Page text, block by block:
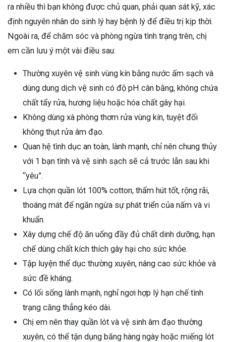
ra nhiều thì bạn không được chủ quan, phải quan sát kỹ, xác
định nguyên nhân do sinh lý hay bệnh lý để điều trị kịp thời.
Ngoài ra, để chăm sóc và phòng ngừa tình trạng trên, chị
em cần lưu ý một vài điều sau:
Thường xuyên vệ sinh vùng kín bằng nước ấm sạch và
dùng dung dịch vệ sinh có độ pH cân bằng, không chứa
chất tẩy rửa, hương liệu hoặc hóa chất gây hại.
Không dùng xà phòng thơm rửa vùng kín, tuyệt đối
không thụt rửa âm đạo.
Quan hệ tình dục an toàn, lành mạnh, chỉ nên chung thủy
với 1 bạn tình và vệ sinh sạch sẽ cả trước lẫn sau khi
“yêu”.
Lựa chọn quần lót 100% cotton, thấm hút tốt, rộng rãi,
thoáng mát để ngăn ngừa sự phát triển của nấm và vi
khuẩn.
Xây dựng chế độ ăn uống đầy đủ chất dinh dưỡng, hạn
chế dùng chất kích thích gây hại cho sức khỏe.
Tập luyện thể dục thường xuyên, nâng cao sức khỏe và
sức đề kháng.
Có lối sống lành mạnh, nghỉ ngơi hợp lý hạn chế tình
trạng căng thẳng kéo dài.
Chị em nên thay quần lót và vệ sinh âm đạo thường
xuyên, có thể tận dụng băng hàng ngày hoặc miếng lót